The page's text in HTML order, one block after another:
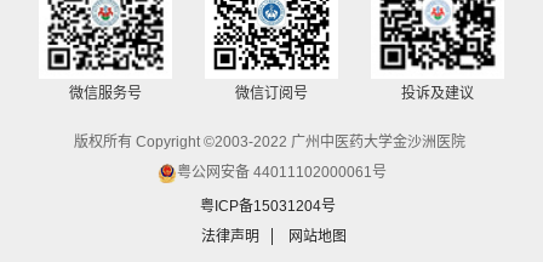
微信服务号 微信订阅号 投诉及建议
版权所有 Copyright ©2003-2022 广州中医药大学金沙洲医院
粤公网安备 44011102000061号
粤ICP备15031204号
法律声明
网站地图